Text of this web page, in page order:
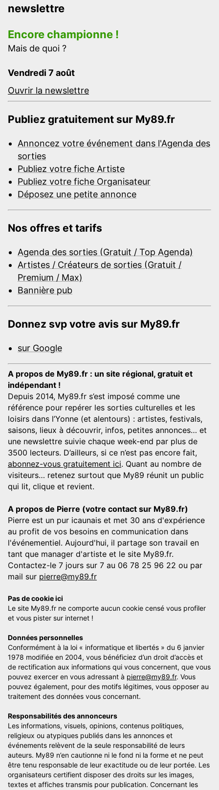
newslettre
Encore championne !
Mais de quoi ?
Vendredi 7 août
Ouvrir la newslettre
Publiez gratuitement sur My89.fr
Annoncez votre événement dans l'Agenda des
sorties
Publiez votre fiche Artiste
Publiez votre fiche Organisateur
Déposez une petite annonce
Nos offres et tarifs
Agenda des sorties (Gratuit / Top Agenda)
Artistes / Créateurs de sorties (Gratuit /
Premium / Max)
Bannière pub
Donnez svp votre avis sur My89.fr
sur Google
A propos de My89.fr : un site régional, gratuit et
indépendant !
Depuis 2014, My89.fr s’est imposé comme une
référence pour repérer les sorties culturelles et les
loisirs dans l’Yonne (et alentours) : artistes, festivals,
saisons, lieux à découvrir, infos, petites annonces… et
une newslettre suivie chaque week-end par plus de
3500 lecteurs. D’ailleurs, si ce n’est pas encore fait,
abonnez-vous gratuitement ici. Quant au nombre de
visiteurs… retenez surtout que My89 réunit un public
qui lit, clique et revient.
A propos de Pierre (votre contact sur My89.fr)
Pierre est un pur icaunais et met 30 ans d'expérience
au profit de vos besoins en communication dans
l'événementiel. Aujourd'hui, il partage son travail en
tant que manager d'artiste et le site My89.fr.
Contactez-le 7 jours sur 7 au 06 78 25 96 22 ou par
mail sur pierre@my89.fr
Pas de cookie ici
Le site My89.fr ne comporte aucun cookie censé vous profiler
et vous pister sur internet !
Données personnelles
Conformément à la loi « informatique et libertés » du 6 janvier
1978 modifiée en 2004, vous bénéficiez d’un droit d’accès et
de rectification aux informations qui vous concernent, que vous
pouvez exercer en vous adressant à pierre@my89.fr. Vous
pouvez également, pour des motifs légitimes, vous opposer au
traitement des données vous concernant.
Responsabilités des annonceurs
Les informations, visuels, opinions, contenus politiques,
religieux ou atypiques publiés dans les annonces et
événements relèvent de la seule responsabilité de leurs
auteurs. My89 n’en cautionne ni le fond ni la forme et ne peut
être tenu responsable de leur exactitude ou de leur portée. Les
organisateurs certifient disposer des droits sur les images,
textes et affiches transmis pour publication. Concernant les